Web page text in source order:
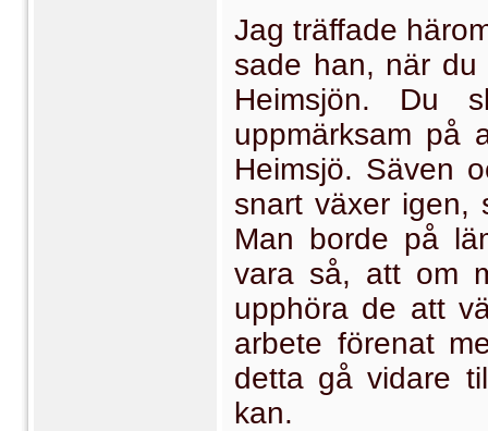
Jag träffade
sade han, när du
Heimsjön. Du
uppmärk­sam på
Heimsjö. Säven
snart växer
Man borde på
vara så, att om
upphöra de att
arbete förenat
detta gå vidare
kan.